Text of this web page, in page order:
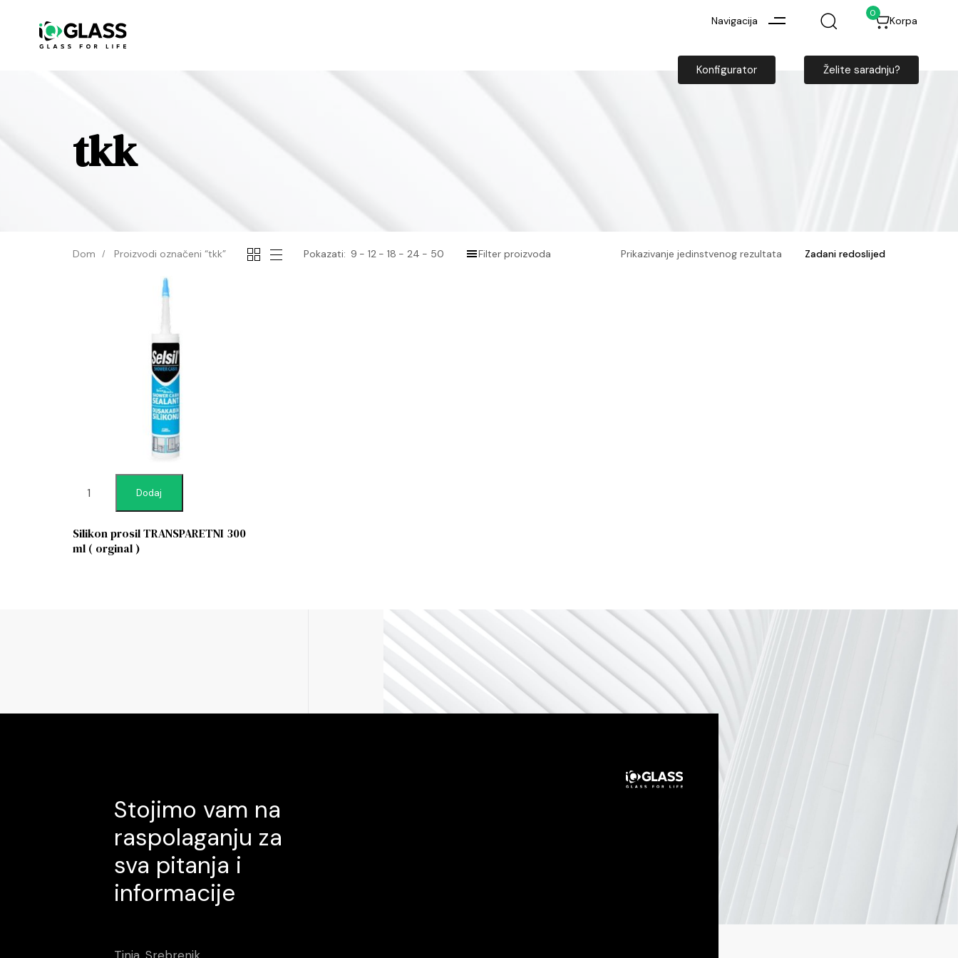
Navigacija Korpa
0
Konfigurator Želite saradnju?
tkk
Dom Proizvodi označeni “tkk” Pokazati: 9 12 18 24 50 Filter proizvoda Prikazivanje jedinstvenog rezultata
Dodaj
Silikon prosil TRANSPARETNI 300
ml ( orginal )
Stojimo vam na
raspolaganju za
sva pitanja i
informacije